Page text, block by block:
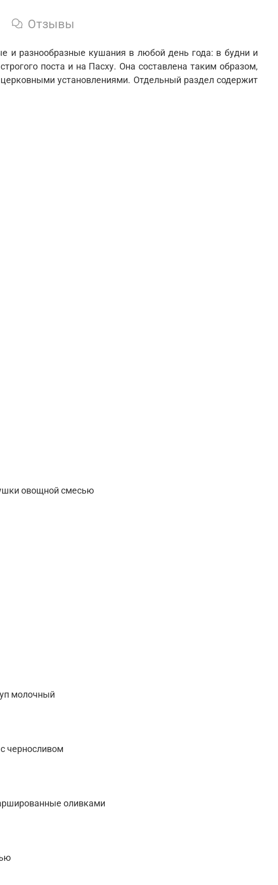
Отзывы
и разнообразные кушания в любой день года: в будни и
поста и на Пасху. Она составлена таким образом,
установлениями. Отдельный раздел содержит
овощной смесью
молочный
черносливом
оливками